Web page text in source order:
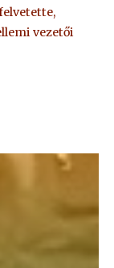
vezetői